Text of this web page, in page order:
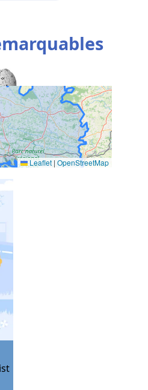
Leaflet | OpenStreetMap